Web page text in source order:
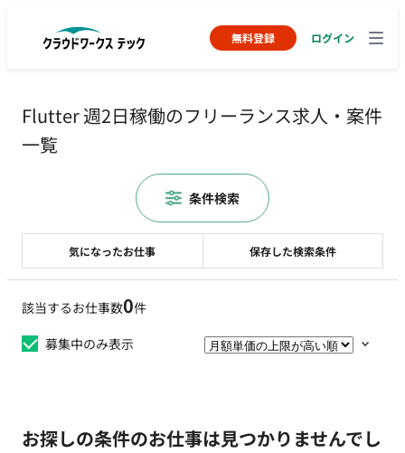
無料登録 ログイン
Flutter 週2日稼働のフリーランス求人・案件
一覧
該当するお仕事数0件
募集中のみ表示
お探しの条件のお仕事は見つかりませんでし
気になったお仕事 保存した検索条件
条件検索